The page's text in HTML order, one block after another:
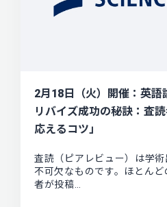
2月18日（火）開催：英
リバイズ成功の秘訣：査
応えるコツ」
査読（ピアレビュー）は学
不可欠なものです。ほとん
者が投稿…